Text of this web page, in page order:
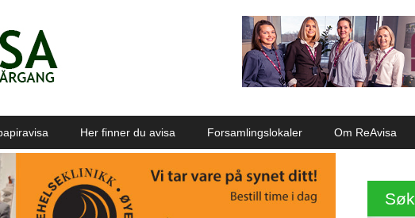
Her finner du avisa Forsamlingslokaler Om ReAvisa
Søk